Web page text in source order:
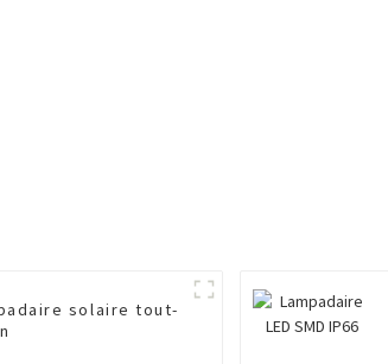
solaire tout-